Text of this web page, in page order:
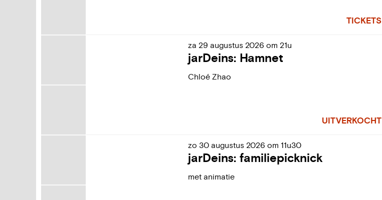
TICKETS
za 29 augustus 2026 om 21u
jarDeins: Hamnet
Chloé Zhao
UITVERKOCHT
zo 30 augustus 2026 om11u30
jarDeins: familiepicknick
met animatie